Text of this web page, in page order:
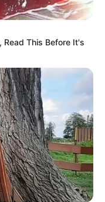
Read This Before It's